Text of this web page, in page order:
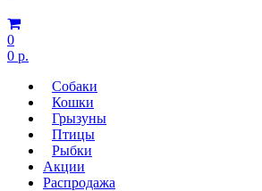
0
0 р.
Собаки
Кошки
Грызуны
Птицы
Рыбки
Акции
Распродажа